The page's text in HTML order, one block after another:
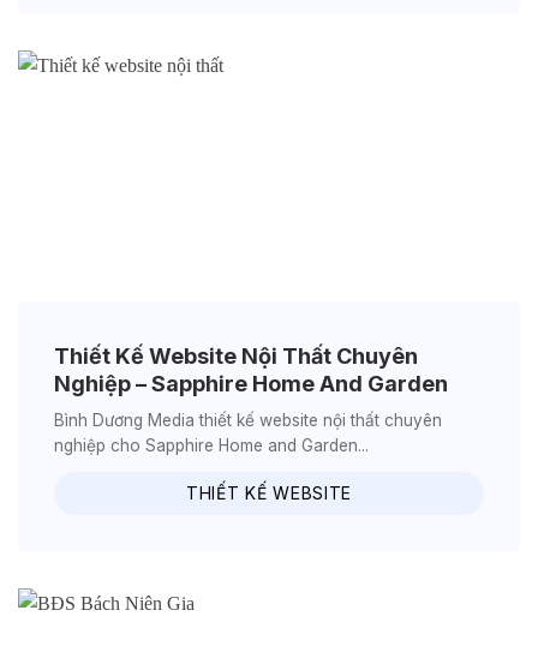
THIẾT KẾ WEBSITE
Thiết Kế Website Nội Thất Chuyên
Nghiệp – Sapphire Home And Garden
Bình Dương Media thiết kế website nội thất chuyên
nghiệp cho Sapphire Home and Garden...